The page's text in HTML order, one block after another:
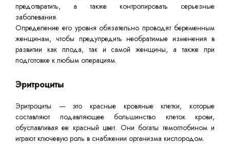
предотвратить, а также контролировать серьезные
заболевания.
Определение его уровня обязательно проводят беременным
женщинам, чтобы предупредить необратимые изменения в
развитии как плода, так и самой женщины, а также при
подготовке к любым операциям.
Эритроциты
Эритроциты — это красные кровяные клетки, которые
составляют подавляющее большинство клеток крови,
обуславливая ее красный цвет. Они богаты гемоглобином и
играют ключевую роль в снабжении организма кислородом.